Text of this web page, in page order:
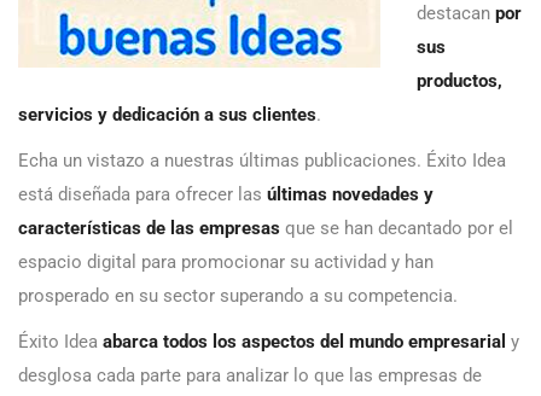
destacan por
sus
productos,
servicios y dedicación a sus clientes.
Echa un vistazo a nuestras últimas publicaciones. Éxito Idea
está diseñada para ofrecer las últimas novedades y
características de las empresas que se han decantado por el
espacio digital para promocionar su actividad y han
prosperado en su sector superando a su competencia.
Éxito Idea abarca todos los aspectos del mundo empresarial y
desglosa cada parte para analizar lo que las empresas de